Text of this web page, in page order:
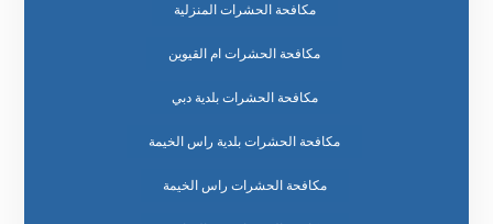
مكافحة الحشرات المنزلية
مكافحة الحشرات ام القيوين
مكافحة الحشرات بلدية دبي
مكافحة الحشرات بلدية راس الخيمة
مكافحة الحشرات راس الخيمة